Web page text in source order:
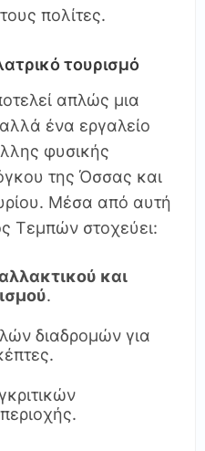
πολίτες.
τουρισμό
απλώς μια
ένα εργαλείο
φυσικής
της Όσσας και
Μέσα από αυτή
Τεμπών στοχεύει:
και
.
διαδρομών για